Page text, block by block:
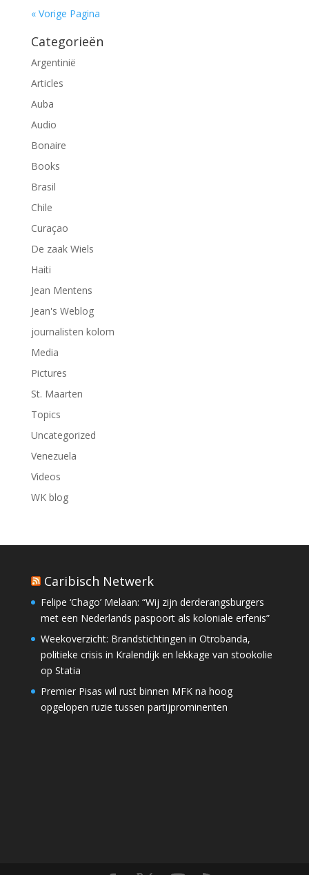
« Vorige Pagina
Categorieën
Argentinië
Articles
Auba
Audio
Bonaire
Books
Brasil
Chile
Curaçao
De zaak Wiels
Haiti
Jean Mentens
Jean's Weblog
journalisten kolom
Media
Pictures
St. Maarten
Topics
Uncategorized
Venezuela
Videos
WK blog
Caribisch Netwerk
Felipe ‘Chago’ Melaan: “Wij zijn derderangsburgers
met een Nederlands paspoort als koloniale erfenis”
Weekoverzicht: Brandstichtingen in Otrobanda,
politieke crisis in Kralendijk en lekkage van stookolie
op Statia
Premier Pisas wil rust binnen MFK na hoog
opgelopen ruzie tussen partijprominenten